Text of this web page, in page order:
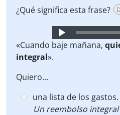
¿Qué significa esta frase?
Audio
Player
«Cuando baje mañana,
integral».
Quiero...
una lista de los gastos.
Un reembolso integral